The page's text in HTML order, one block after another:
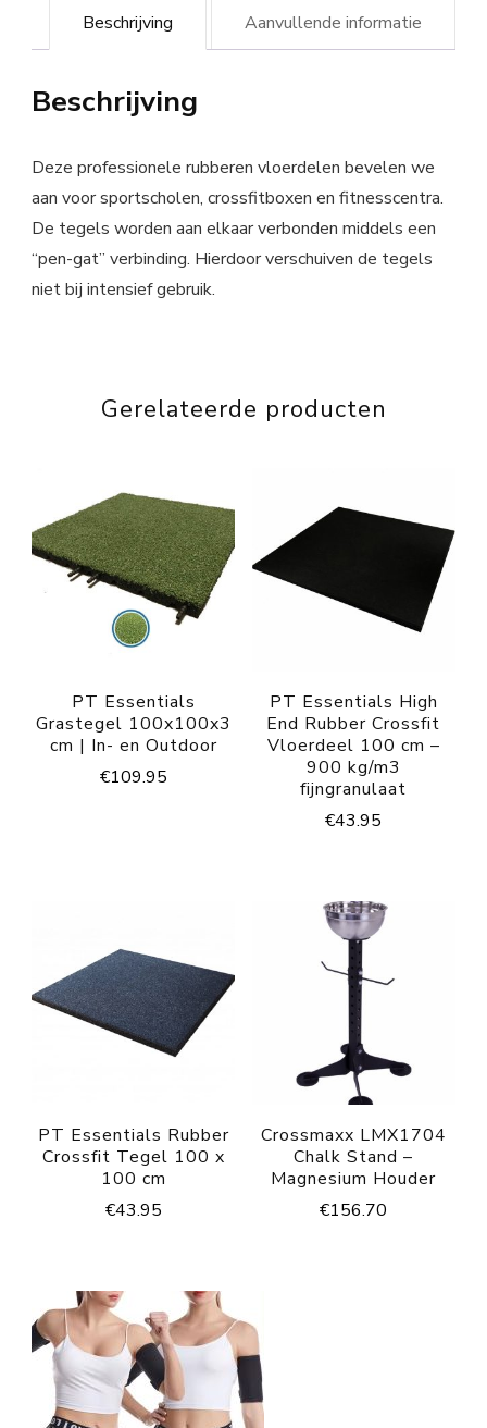
Beschrijving Aanvullende informatie
Beschrijving
Deze professionele rubberen vloerdelen bevelen we
aan voor sportscholen, crossfitboxen en fitnesscentra.
De tegels worden aan elkaar verbonden middels een
“pen-gat” verbinding. Hierdoor verschuiven de tegels
niet bij intensief gebruik.
Gerelateerde producten
PT Essentials
Grastegel 100x100x3
cm | In- en Outdoor
€109.95
PT Essentials High
End Rubber Crossfit
Vloerdeel 100 cm –
900 kg/m3
fijngranulaat
€43.95
PT Essentials Rubber
Crossfit Tegel 100 x
100 cm
€43.95
Crossmaxx LMX1704
Chalk Stand –
Magnesium Houder
€156.70